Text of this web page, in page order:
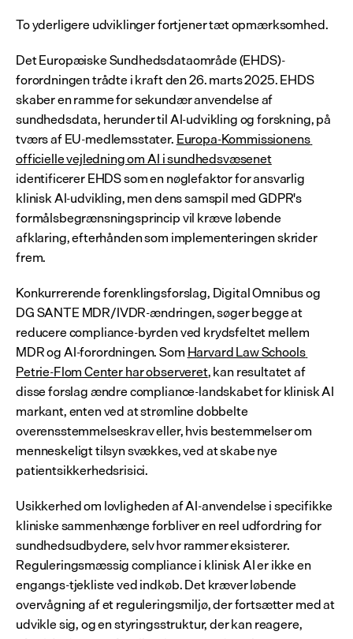
To yderligere udviklinger fortjener tæt opmærksomhed.
Det Europæiske Sundhedsdataområde (EHDS)-
forordningen trådte i kraft den 26. marts 2025. EHDS
skaber en ramme for sekundær anvendelse af
sundhedsdata, herunder til AI-udvikling og forskning, på
tværs af EU-medlemsstater. Europa-Kommissionens
officielle vejledning om AI i sundhedsvæsenet
identificerer EHDS som en nøglefaktor for ansvarlig
klinisk AI-udvikling, men dens samspil med GDPR's
formålsbegrænsningsprincip vil kræve løbende
afklaring, efterhånden som implementeringen skrider
frem.
Konkurrerende forenklingsforslag, Digital Omnibus og
DG SANTE MDR/IVDR-ændringen, søger begge at
reducere compliance-byrden ved krydsfeltet mellem
MDR og AI-forordningen. Som Harvard Law Schools
Petrie-Flom Center har observeret, kan resultatet af
disse forslag ændre compliance-landskabet for klinisk AI
markant, enten ved at strømline dobbelte
overensstemmelseskrav eller, hvis bestemmelser om
menneskeligt tilsyn svækkes, ved at skabe nye
patientsikkerhedsrisici.
Usikkerhed om lovligheden af AI-anvendelse i specifikke
kliniske sammenhænge forbliver en reel udfordring for
sundhedsudbydere, selv hvor rammer eksisterer.
Reguleringsmæssig compliance i klinisk AI er ikke en
engangs-tjekliste ved indkøb. Det kræver løbende
overvågning af et reguleringsmiljø, der fortsætter med at
udvikle sig, og en styringsstruktur, der kan reagere,